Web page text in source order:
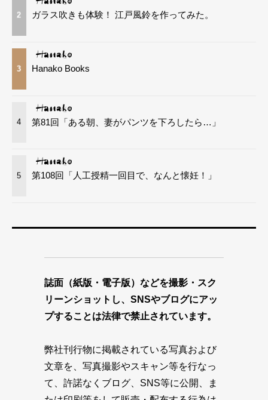
2 ガラス吹きも体験！ 江戸風鈴を作ってみた。
3 Hanako Books
4 第81回「ある朝、妻がパンツを下ろしたら…」
5 第108回「人工授精一回目で、なんと懐妊！」
誌面（紙版・電子版）などを撮影・スク
リーンショットし、SNSやブログにアッ
プすることは法律で禁止されています。
弊社刊行物に掲載されている写真および
文章を、写真撮影やスキャン等を行なっ
て、許諾なくブログ、SNS等に公開、ま